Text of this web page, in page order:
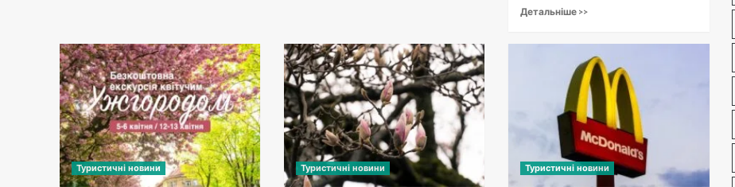
Детальніше >>
Туристичні новини Туристичні новини Туристичні новини